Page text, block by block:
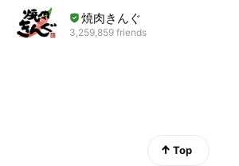
焼肉きんぐ
3,259,859 friends
Top